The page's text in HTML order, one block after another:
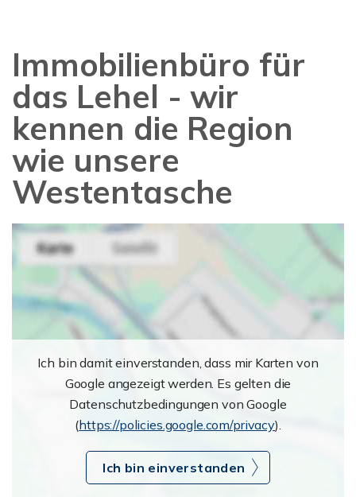
Immobilienbüro für
das Lehel - wir
kennen die Region
wie unsere
Westentasche
Ich bin damit einverstanden, dass mir Karten von
Google angezeigt werden. Es gelten die
Datenschutzbedingungen von Google
(https://policies.google.com/privacy).
Ich bin einverstanden